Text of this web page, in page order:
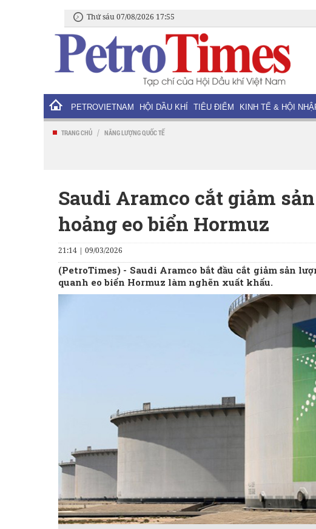
Thứ sáu 07/08/2026 17:55
PETROVIETNAM HỘI DẦU KHÍ TIÊU ĐIỂM KINH TẾ & HỘI
TRANG CHỦ / NĂNG LƯỢNG QUỐC TẾ
Saudi Aramco cắt giảm
hoảng eo biển Hormuz
21:14 | 09/03/2026
(PetroTimes) - Saudi Aramco bắt đầu cắt giảm sản
quanh eo biển Hormuz làm nghẽn xuất khẩu.